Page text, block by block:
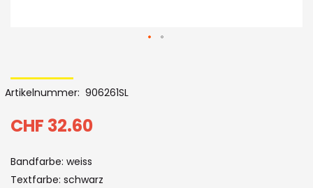
to
the
beginning
of
the
CHF 32.60
Artikelnummer 906261SL
Bandfarbe: weiss
Textfarbe: schwarz